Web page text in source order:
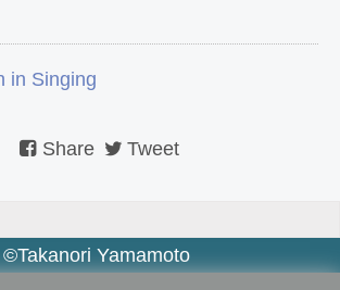
in Singing
Share Tweet
©Takanori Yamamoto